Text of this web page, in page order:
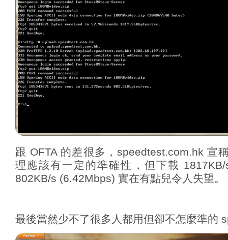
跟 OFTA 的差很多，speedtest.com.hk 宣
理應該有一定的準確性，但下載
802KB/s (6.42Mbps) 實在有點兒令人失望。
最後當然少不了很多人都用但卻不怎麼準的